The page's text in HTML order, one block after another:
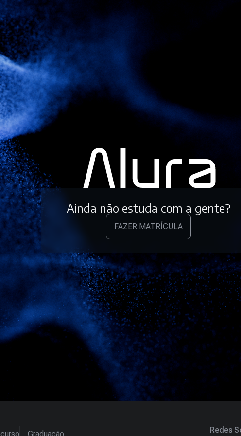
Ainda não estuda com a gente?
FAZER MATRÍCULA
Graduação Redes